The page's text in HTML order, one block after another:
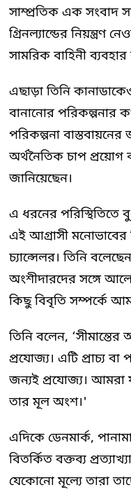
সাম্প্রতিক এক সংবাদ
গ্রিনল্যান্ডের নিয়ন্ত্রণ
সামরিক বাহিনী
এছাড়া তিনি
বানানোর পরিকল্পনার
পরিকল্পনা
অর্থনৈতিক চাপ প্রয়োগ
জানিয়েছেন।
এ ধরনের পরিস্থিতিতে
এই আগ্রাসী মনোভাবের
চ্যান্সেলর। তিনি
অংশীদারদের সঙ্গে
কিছু বিবৃতি সম্পর্কে
তিনি বলেন,
প্রযোজ্য। এটি প্রাচ্য
জন্যই প্রযোজ্য। আমরা
তার মূল অংশ।'
এদিকে ডেনমার্ক,
বিতর্কিত বক্তব্য
যেকোনো মূল্যে তারা